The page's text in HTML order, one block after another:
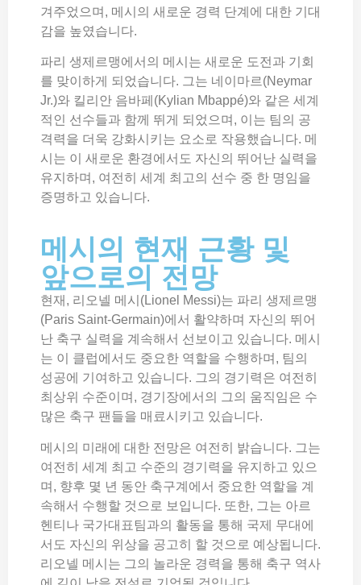
겨주었으며, 메시의 새로운 경력 단계에 대한 기대
감을 높였습니다.
파리 생제르맹에서의 메시는 새로운 도전과 기회
를 맞이하게 되었습니다. 그는 네이마르(Neymar
Jr.)와 킬리안 음바페(Kylian Mbappé)와 같은 세계
적인 선수들과 함께 뛰게 되었으며, 이는 팀의 공
격력을 더욱 강화시키는 요소로 작용했습니다. 메
시는 이 새로운 환경에서도 자신의 뛰어난 실력을
유지하며, 여전히 세계 최고의 선수 중 한 명임을
증명하고 있습니다.
메시의 현재 근황 및
앞으로의 전망
현재, 리오넬 메시(Lionel Messi)는 파리 생제르맹
(Paris Saint-Germain)에서 활약하며 자신의 뛰어
난 축구 실력을 계속해서 선보이고 있습니다. 메시
는 이 클럽에서도 중요한 역할을 수행하며, 팀의
성공에 기여하고 있습니다. 그의 경기력은 여전히
최상위 수준이며, 경기장에서의 그의 움직임은 수
많은 축구 팬들을 매료시키고 있습니다.
메시의 미래에 대한 전망은 여전히 밝습니다. 그는
여전히 세계 최고 수준의 경기력을 유지하고 있으
며, 향후 몇 년 동안 축구계에서 중요한 역할을 계
속해서 수행할 것으로 보입니다. 또한, 그는 아르
헨티나 국가대표팀과의 활동을 통해 국제 무대에
서도 자신의 위상을 공고히 할 것으로 예상됩니다.
리오넬 메시는 그의 놀라운 경력을 통해 축구 역사